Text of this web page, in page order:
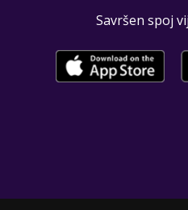
Savršen spoj